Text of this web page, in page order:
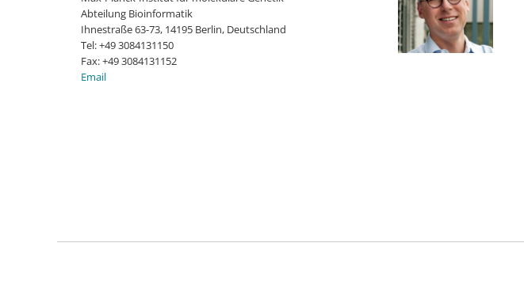
Abteilung Bioinformatik
Ihnestraße 63-73, 14195 Berlin, Deutschland
Tel: +49 3084131150
Fax: +49 3084131152
Email